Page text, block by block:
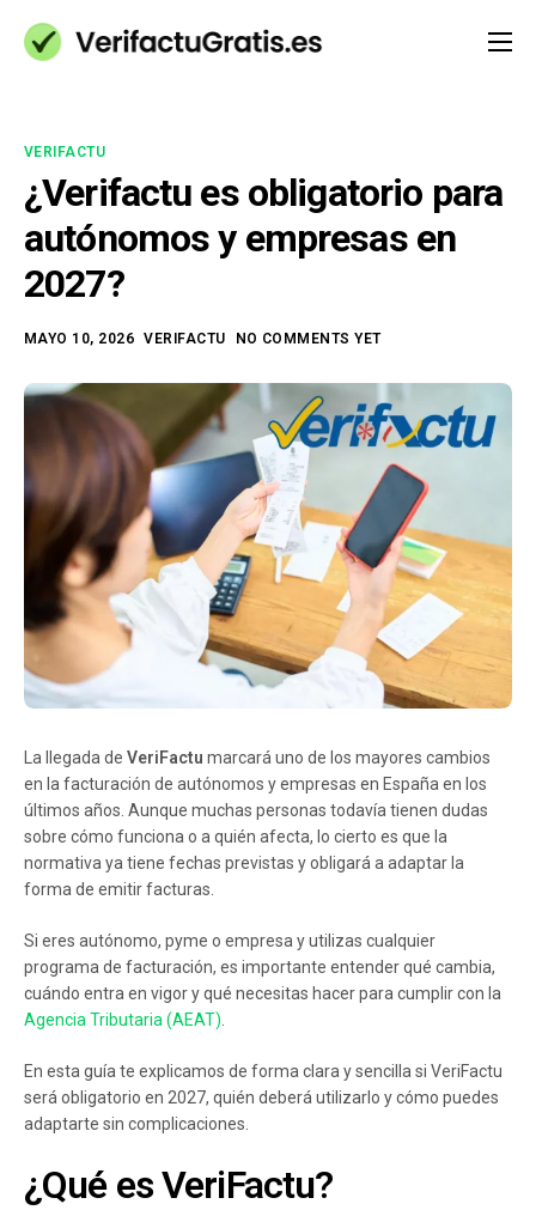
Ayuda (FAQs)
Contacto
VERIFACTU
¿Verifactu es obligatorio para
autónomos y empresas en
2027?
MAYO 10, 2026 VERIFACTU NO COMMENTS YET
La llegada de VeriFactu marcará uno de los mayores cambios
en la facturación de autónomos y empresas en España en los
últimos años. Aunque muchas personas todavía tienen dudas
sobre cómo funciona o a quién afecta, lo cierto es que la
normativa ya tiene fechas previstas y obligará a adaptar la
forma de emitir facturas.
Si eres autónomo, pyme o empresa y utilizas cualquier
programa de facturación, es importante entender qué cambia,
cuándo entra en vigor y qué necesitas hacer para cumplir con la
Agencia Tributaria (AEAT).
En esta guía te explicamos de forma clara y sencilla si VeriFactu
será obligatorio en 2027, quién deberá utilizarlo y cómo puedes
adaptarte sin complicaciones.
¿Qué es VeriFactu?